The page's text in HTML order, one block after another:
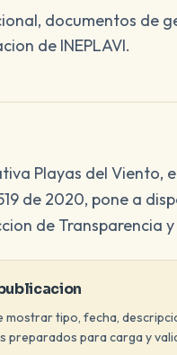
documentos de
de INEPLAVI.
Playas del Viento,
de 2020, pone a
de Transparencia
mostrar tipo, fecha,
para carga y